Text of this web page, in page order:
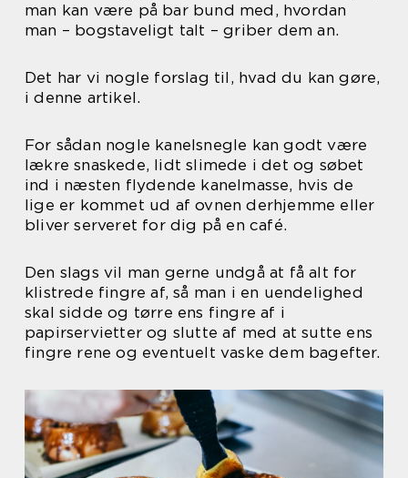
man kan være på bar bund med, hvordan
man – bogstaveligt talt – griber dem an.
Det har vi nogle forslag til, hvad du kan gøre,
i denne artikel.
For sådan nogle kanelsnegle kan godt være
lækre snaskede, lidt slimede i det og søbet
ind i næsten flydende kanelmasse, hvis de
lige er kommet ud af ovnen derhjemme eller
bliver serveret for dig på en café.
Den slags vil man gerne undgå at få alt for
klistrede fingre af, så man i en uendelighed
skal sidde og tørre ens fingre af i
papirservietter og slutte af med at sutte ens
fingre rene og eventuelt vaske dem bagefter.